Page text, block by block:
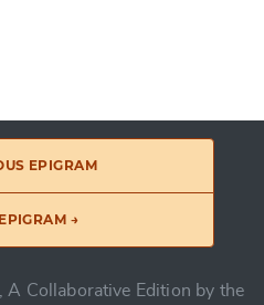
EPIGRAM
→
A Collaborative Edition by the